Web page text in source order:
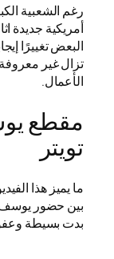
رغم الشعبية
أمريكية جديدة
البعض تغييرًا
تزال غير
الأعمال.
مقطع
تويتر
ما يميز هذا
بين حضور يوسف
بدت بسيطة